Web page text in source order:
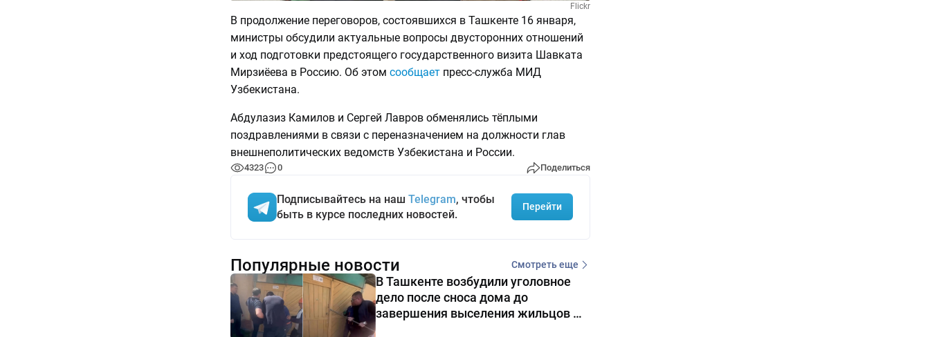
Flickr
В продолжение переговоров, состоявшихся в Ташкенте 16 января,
министры обсудили актуальные вопросы двусторонних отношений
и ход подготовки предстоящего государственного визита Шавката
Мирзиёева в Россию. Об этом сообщаетпресс-служба МИД
Узбекистана.
Абдулазиз Камилов и Сергей Лавров обменялись тёплыми
поздравлениями в связи с переназначением на должности глав
внешнеполитических ведомств Узбекистана и России.
4323 0 Поделиться
Подписывайтесь на наш Telegram, чтобы
быть в курсе последних новостей.
Перейти
Популярные новости Смотреть еще
В Ташкенте возбудили уголовное
дело после сноса дома до
завершения выселения жильцов —
видео